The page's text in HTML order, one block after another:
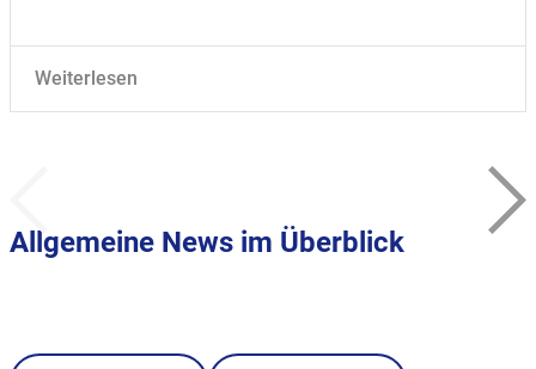
Weiterlesen
Allgemeine News im Überblick